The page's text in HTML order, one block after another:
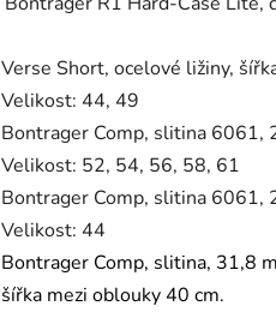
Verse Short, ocelové ližiny,
Velikost: 44, 49
Bontrager Comp, slitina 6061,
Velikost: 52, 54, 56, 58, 61
Bontrager Comp, slitina 6061,
Velikost: 44
Bontrager Comp, slitina, 31,8
šířka mezi oblouky 40 cm.